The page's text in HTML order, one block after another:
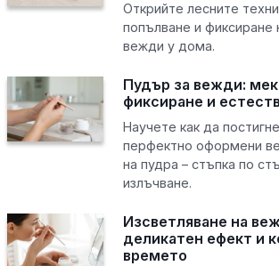
Открийте лесните
попълване и фиксиране
вежди у дома.
Пудър за вежди:
фиксиране и
Научете как да
перфектно оформени
на пудра – стъпка по
излъчване.
Изсветляване на
деликатен ефект и
времето